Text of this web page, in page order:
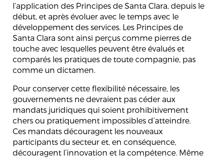
l’application des Principes de Santa Clara, depuis le
début, et après évoluer avec le temps avec le
développement des services. Les Principes de
Santa Clara sont ainsi perçus comme pierres de
touche avec lesquelles peuvent être évalués et
comparés les pratiques de toute compagnie, pas
comme un dictamen.
Pour conserver cette flexibilité nécessaire, les
gouvernements ne devraient pas céder aux
mandats juridiques qui soient prohibitivement
chers ou pratiquement impossibles d’atteindre.
Ces mandats découragent les nouveaux
participants du secteur et, en conséquence,
découragent l’innovation et la compétence. Même